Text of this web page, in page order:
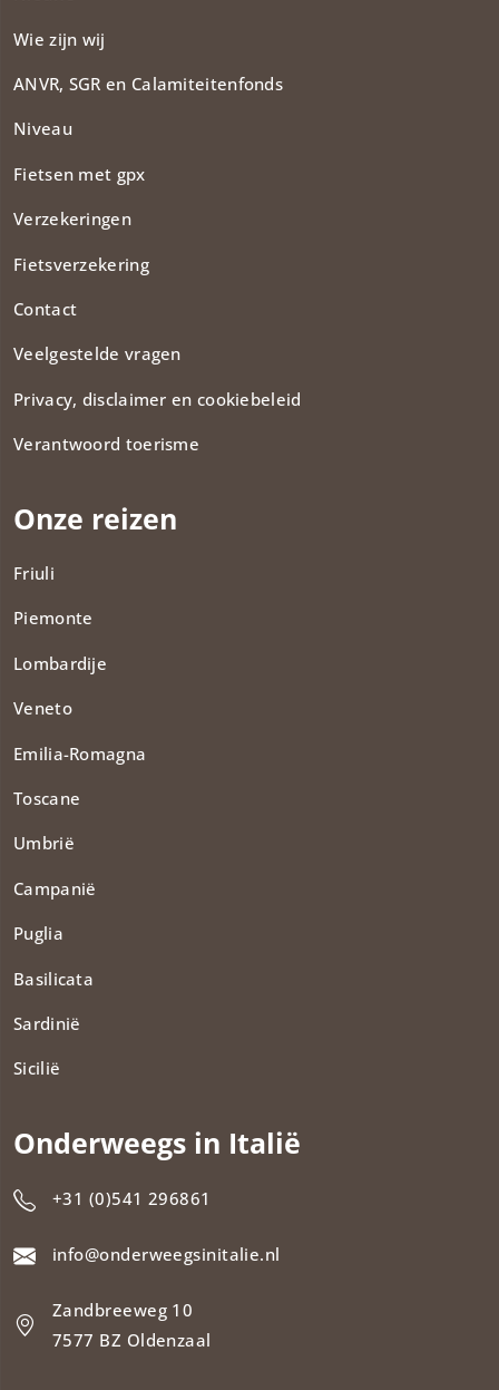
Wie zijn wij
ANVR, SGR en Calamiteitenfonds​
Niveau
Fietsen met gpx
Verzekeringen
Fietsverzekering
Contact
Veelgestelde vragen
Privacy, disclaimer en cookiebeleid
Verantwoord toerisme
Onze reizen
Friuli
Piemonte
Lombardije
Veneto
Emilia-Romagna
Toscane
Umbrië
Campanië
Puglia
Basilicata
Sardinië
Sicilië
Onderweegs in Italië
+31 (0)541 296861
info@onderweegsinitalie.nl
Zandbreeweg 10
7577 BZ Oldenzaal